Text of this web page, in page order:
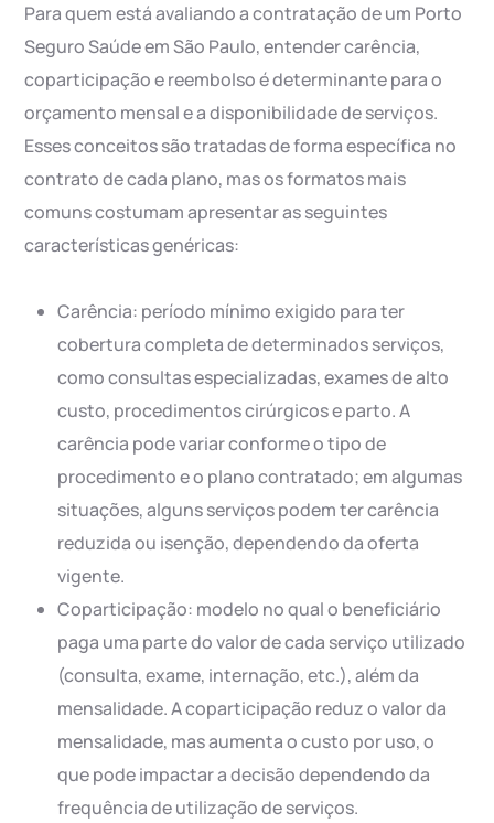
Para quem está avaliando a contratação de um Porto
Seguro Saúde em São Paulo, entender carência,
coparticipação e reembolso é determinante para o
orçamento mensal e a disponibilidade de serviços.
Esses conceitos são tratadas de forma específica no
contrato de cada plano, mas os formatos mais
comuns costumam apresentar as seguintes
características genéricas:
Carência: período mínimo exigido para ter
cobertura completa de determinados serviços,
como consultas especializadas, exames de alto
custo, procedimentos cirúrgicos e parto. A
carência pode variar conforme o tipo de
procedimento e o plano contratado; em algumas
situações, alguns serviços podem ter carência
reduzida ou isenção, dependendo da oferta
vigente.
Coparticipação: modelo no qual o beneficiário
paga uma parte do valor de cada serviço utilizado
(consulta, exame, internação, etc.), além da
mensalidade. A coparticipação reduz o valor da
mensalidade, mas aumenta o custo por uso, o
que pode impactar a decisão dependendo da
frequência de utilização de serviços.